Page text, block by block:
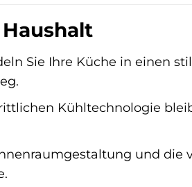
Sie Ihre Küche in einen
Kühltechnologie
und die